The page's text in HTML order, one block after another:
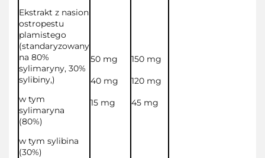
Ekstrakt z nasion
ostropestu
plamistego
(standaryzowany
na 80%
sylimaryny, 30%
sylibiny,)
w tym
sylimaryna
(80%)
w tym sylibina
(30%)
50 mg
40 mg
15 mg
150 mg
120 mg
45 mg